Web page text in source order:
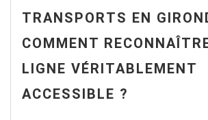
TRANSPORTS EN
COMMENT
LIGNE VÉRITABLEMENT
ACCESSIBLE ?